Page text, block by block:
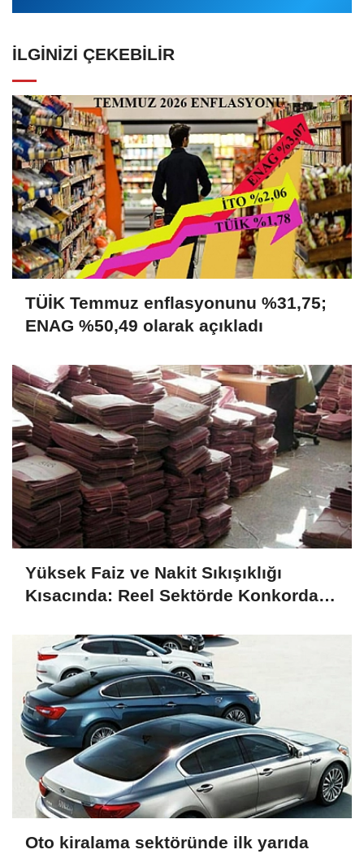
İLGINIZI ÇEKEBILIR
TÜİK Temmuz enflasyonunu %31,75;
ENAG %50,49 olarak açıkladı
Yüksek Faiz ve Nakit Sıkışıklığı
Kısacında: Reel Sektörde Konkordato
Oto kiralama sektöründe ilk yarıda